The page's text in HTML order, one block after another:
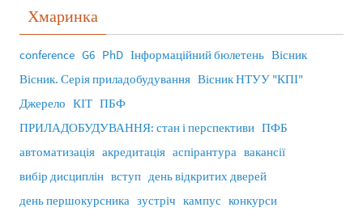
Хмаринка
conference G6 PhD Інформаційний бюлетень Вісник
Вісник. Серія приладобудування Вісник НТУУ "КПІ"
Джерело КІТ ПБФ
ПРИЛАДОБУДУВАННЯ: стан і перспективи ПФБ
автоматизація акредитація аспірантура вакансії
вибір дисциплін вступ день відкритих дверей
день першокурсника зустріч кампус конкурси